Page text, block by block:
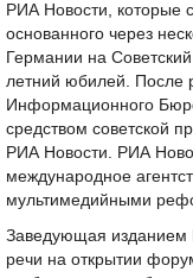
РИА Новости,
основанного через
Германии на
летний юбилей. После
Информационного
средством советской
РИА Новости. РИА
международное
мультимедийными
Заведующая изданием
речи на открытии